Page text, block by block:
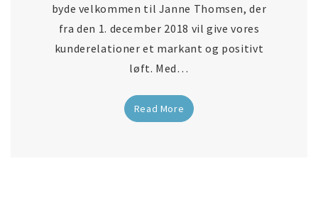
byde velkommen til Janne Thomsen, der
fra den 1. december 2018 vil give vores
kunderelationer et markant og positivt
løft. Med…
Read More